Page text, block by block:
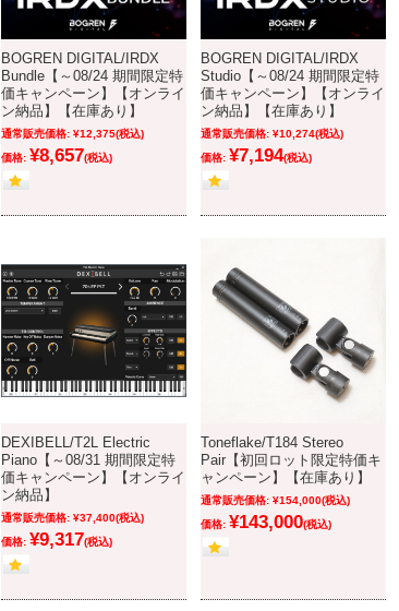
BOGREN DIGITAL/IRDX
Bundle【～08/24 期間限定特
価キャンペーン】【オンライ
ン納品】【在庫あり】
通常販売価格: ¥12,375(税込)
価格: ¥8,657(税込)
BOGREN DIGITAL/IRDX
Studio【～08/24 期間限定特
価キャンペーン】【オンライ
ン納品】【在庫あり】
通常販売価格: ¥10,274(税込)
価格: ¥7,194(税込)
DEXIBELL/T2L Electric
Piano【～08/31 期間限定特
価キャンペーン】【オンライ
ン納品】
通常販売価格: ¥37,400(税込)
価格: ¥9,317(税込)
Toneflake/T184 Stereo
Pair【初回ロット限定特価キ
ャンペーン】【在庫あり】
通常販売価格: ¥154,000(税込)
価格: ¥143,000(税込)